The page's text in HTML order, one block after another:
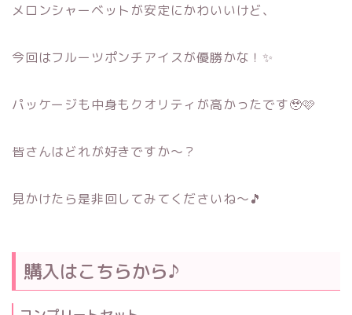
メロンシャーベットが安定にかわいいけど、
今回はフルーツポンチアイスが優勝かな！✨
パッケージも中身もクオリティが高かったです🥹🩷
皆さんはどれが好きですか～？
見かけたら是非回してみてくださいね～🎵
購入はこちらから♪